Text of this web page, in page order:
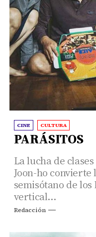
CINE CULTURA
PARÁSITOS
La lucha de
Joon-ho convierte
semisótano de
vertical...
Redacción